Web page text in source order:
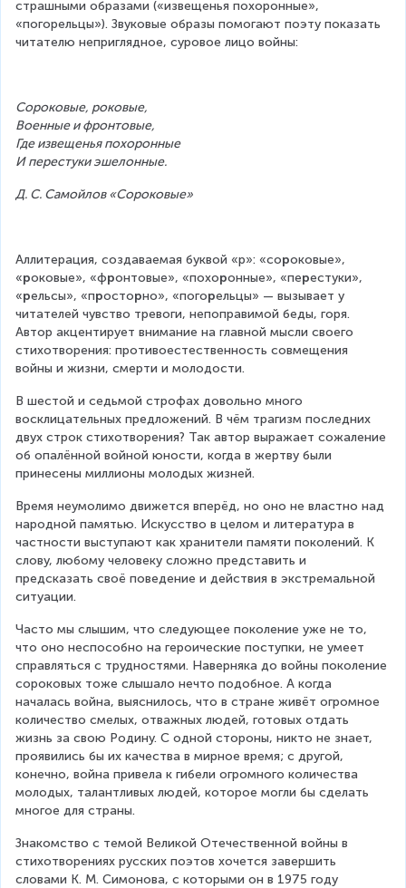
страшными образами («извещенья похоронные»,
«погорельцы»). Звуковые образы помогают поэту показать
читателю неприглядное, суровое лицо войны:
Сороковые, роковые,
Военные и фронтовые,
Где извещенья похоронные
И перестуки эшелонные.
Д. С. Самойлов «Сороковые»
Аллитерация, создаваемая буквой «р»: «сороковые»,
«роковые», «фронтовые», «похоронные», «перестуки»,
«рельсы», «просторно», «погорельцы» — вызывает у
читателей чувство тревоги, непоправимой беды, горя.
Автор акцентирует внимание на главной мысли своего
стихотворения: противоестественность совмещения
войны и жизни, смерти и молодости.
В шестой и седьмой строфах довольно много
восклицательных предложений. В чём трагизм последних
двух строк стихотворения? Так автор выражает сожаление
об опалённой войной юности, когда в жертву были
принесены миллионы молодых жизней.
Время неумолимо движется вперёд, но оно не властно над
народной памятью. Искусство в целом и литература в
частности выступают как хранители памяти поколений. К
слову, любому человеку сложно представить и
предсказать своё поведение и действия в экстремальной
ситуации.
Часто мы слышим, что следующее поколение уже не то,
что оно неспособно на героические поступки, не умеет
справляться с трудностями. Наверняка до войны поколение
сороковых тоже слышало нечто подобное. А когда
началась война, выяснилось, что в стране живёт огромное
количество смелых, отважных людей, готовых отдать
жизнь за свою Родину. С одной стороны, никто не знает,
проявились бы их качества в мирное время; с другой,
конечно, война привела к гибели огромного количества
молодых, талантливых людей, которое могли бы сделать
многое для страны.
Знакомство с темой Великой Отечественной войны в
стихотворениях русских поэтов хочется завершить
словами К. М. Симонова, с которыми он в 1975 году